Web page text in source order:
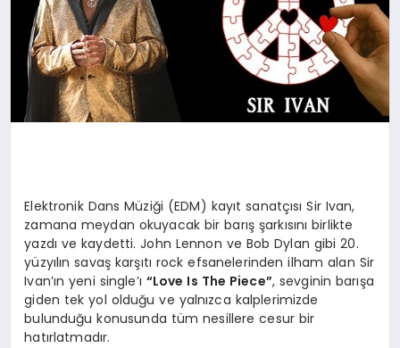
YAŞAM
MALATYA HABERLERI
Elektronik Dans Müziği (EDM) kayıt sanatçısı Sir Ivan,
zamana meydan okuyacak bir barış şarkısını birlikte
yazdı ve kaydetti. John Lennon ve Bob Dylan gibi 20.
yüzyılın savaş karşıtı rock efsanelerinden ilham alan Sir
Ivan’ın yeni single’ı “Love Is The Piece”, sevginin barışa
giden tek yol olduğu ve yalnızca kalplerimizde
bulunduğu konusunda tüm nesillere cesur bir
hatırlatmadır.